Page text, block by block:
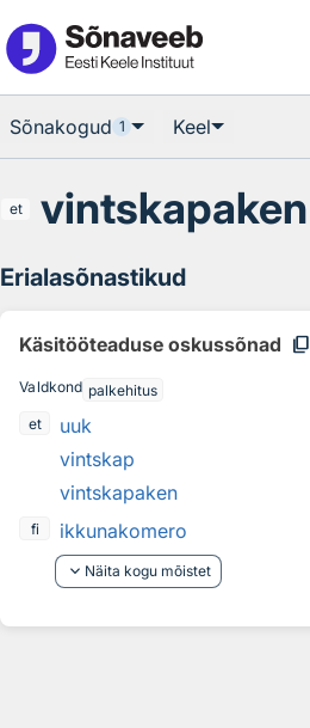
Sõnakogud 1 Keel
et vintskapaken
Erialasõnastikud
Käsitööteaduse oskussõnad content_copy
Valdkond palkehitus
et
uuk
vintskap
vintskapaken
fi
ikkunakomero
keyboard_arrow_down Näita kogu mõistet